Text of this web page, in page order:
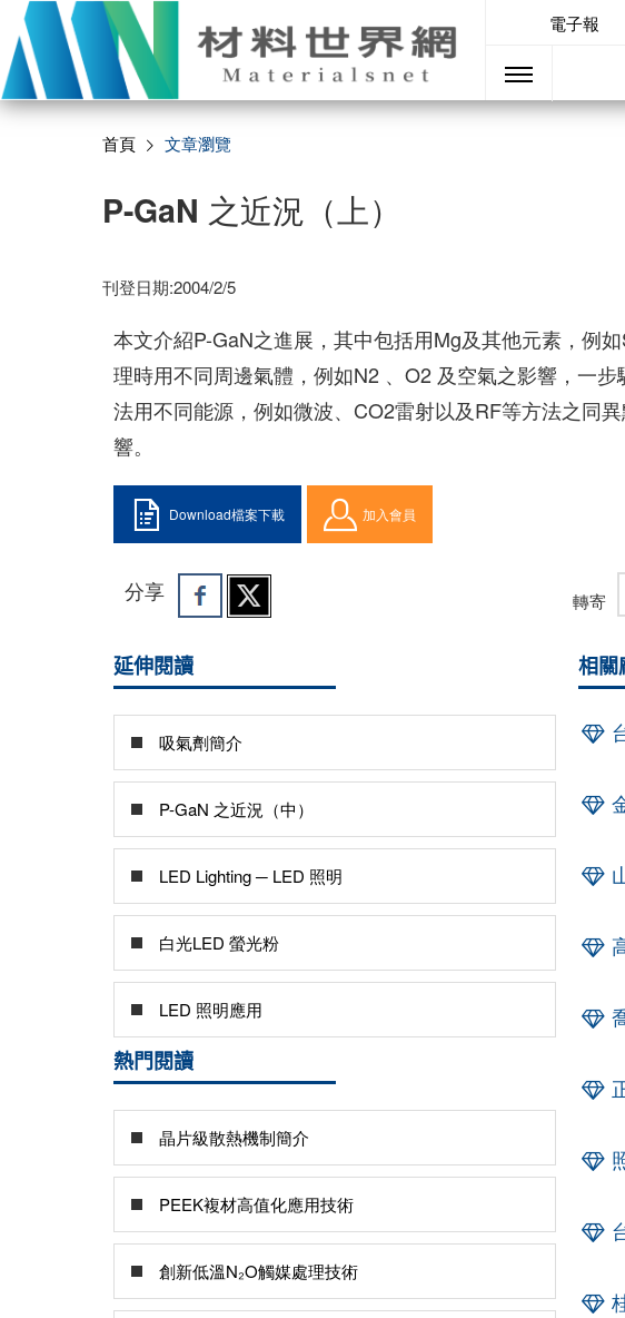
電子報
首頁 文章瀏覽
P-GaN 之近況（上）
刊登日期:2004/2/5
本文介紹P-GaN之進展，其中包括用Mg及其他元素，例
理時用不同周邊氣體，例如N2 、O2 及空氣之影響，一
法用不同能源，例如微波、CO2雷射以及RF等方法之同
響。
Download檔案下載 加入會員
分享 轉寄
延伸閱讀
吸氣劑簡介
P-GaN 之近況（中）
LED Lighting ─ LED 照明
白光LED 螢光粉
LED 照明應用
熱門閱讀
晶片級散熱機制簡介
PEEK複材高值化應用技術
創新低溫N₂O觸媒處理技術
相關